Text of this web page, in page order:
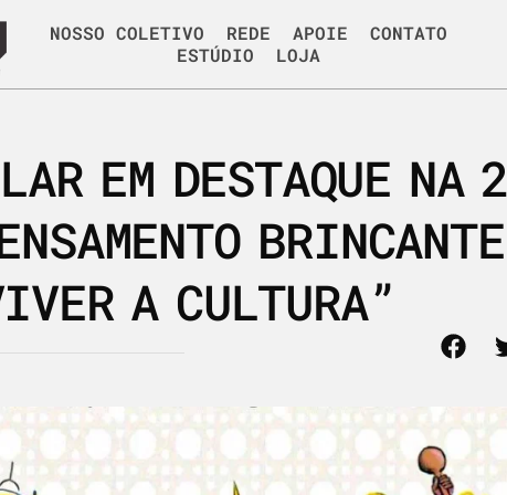
NOSSO COLETIVO REDE APOIE
CONTATO
ESTÚDIO
LOJA
EM DESTAQUE NA
A CULTURA”